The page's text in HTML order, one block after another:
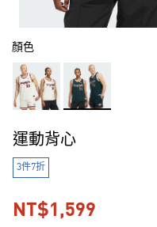
顏色
運動背心
3件7折
NT$1,599